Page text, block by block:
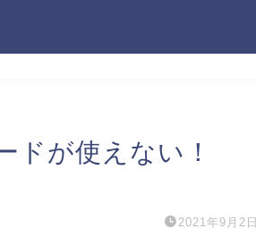
ドが使えない！
2021年9月2日